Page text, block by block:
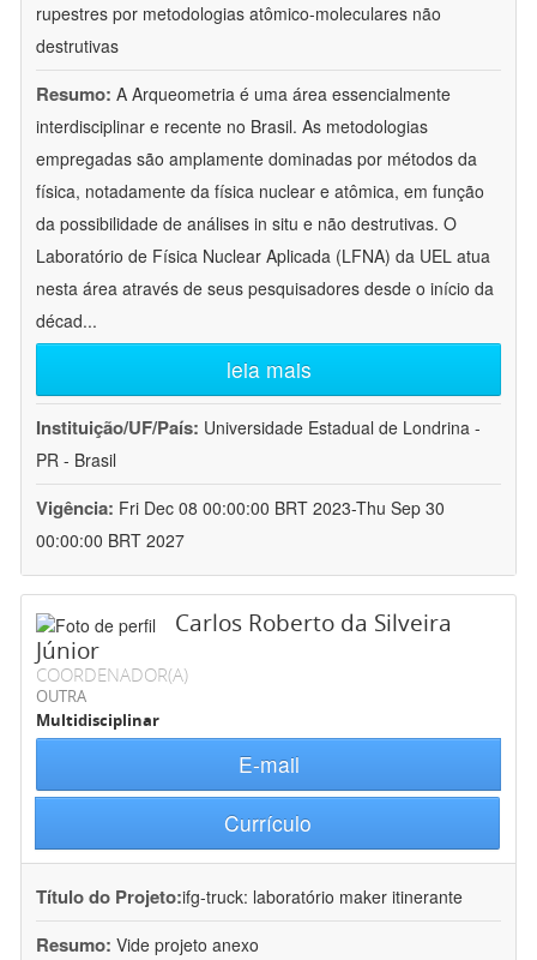
rupestres por metodologias atômico-moleculares não
destrutivas
Resumo: A Arqueometria é uma área essencialmente
interdisciplinar e recente no Brasil. As metodologias
empregadas são amplamente dominadas por métodos da
física, notadamente da física nuclear e atômica, em função
da possibilidade de análises in situ e não destrutivas. O
Laboratório de Física Nuclear Aplicada (LFNA) da UEL atua
nesta área através de seus pesquisadores desde o início da
décad...
leia mais
Instituição/UF/País: Universidade Estadual de Londrina -
PR - Brasil
Vigência: Fri Dec 08 00:00:00 BRT 2023-Thu Sep 30
00:00:00 BRT 2027
Carlos Roberto da Silveira
Júnior
COORDENADOR(A)
OUTRA
Multidisciplinar
E-mail
Currículo
Título do Projeto:ifg-truck: laboratório maker itinerante
Resumo: Vide projeto anexo